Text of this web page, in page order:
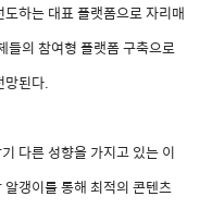
하는 대표 플랫폼으로 자리매
들의 참여형 플랫폼 구축으로
망된다.
다른 성향을 가지고 있는 이
갱이를 통해 최적의 콘텐츠